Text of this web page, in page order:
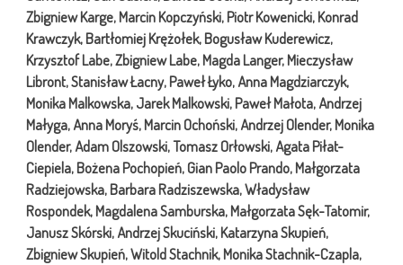
Zbigniew Karge, Marcin Kopczyński, Piotr Kowenicki, Konrad
Krawczyk, Bartłomiej Krężołek, Bogusław Kuderewicz,
Krzysztof Labe, Zbigniew Labe, Magda Langer, Mieczysław
Libront, Stanisław Łacny, Paweł Łyko, Anna Magdziarczyk,
Monika Malkowska, Jarek Malkowski, Paweł Małota, Andrzej
Małyga, Anna Moryś, Marcin Ochoński, Andrzej Olender, Monika
Olender, Adam Olszowski, Tomasz Orłowski, Agata Piłat-
Ciepiela, Bożena Pochopień, Gian Paolo Prando, Małgorzata
Radziejowska, Barbara Radziszewska, Władysław
Rospondek, Magdalena Samburska, Małgorzata Sęk-Tatomir,
Janusz Skórski, Andrzej Skuciński, Katarzyna Skupień,
Zbigniew Skupień, Witold Stachnik, Monika Stachnik-Czapla,